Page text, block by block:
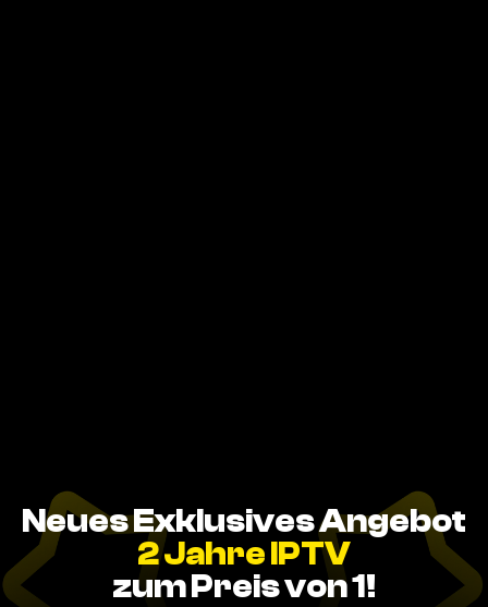
Neues Exklusives Angebot
2 Jahre IPTV
zum Preis von 1!